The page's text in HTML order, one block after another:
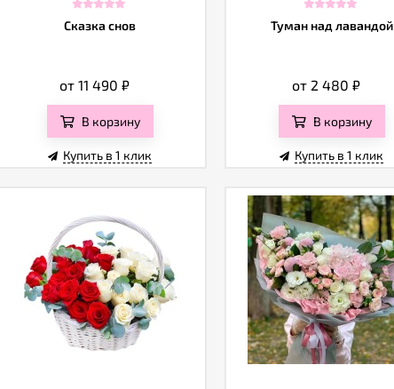
Сказка снов
от 11 490 ₽
В корзину
Купить в 1 клик
Туман над лавандой
от 2 480 ₽
В корзину
Купить в 1 клик